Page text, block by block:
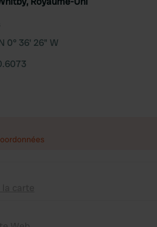
0° 36' 26" W